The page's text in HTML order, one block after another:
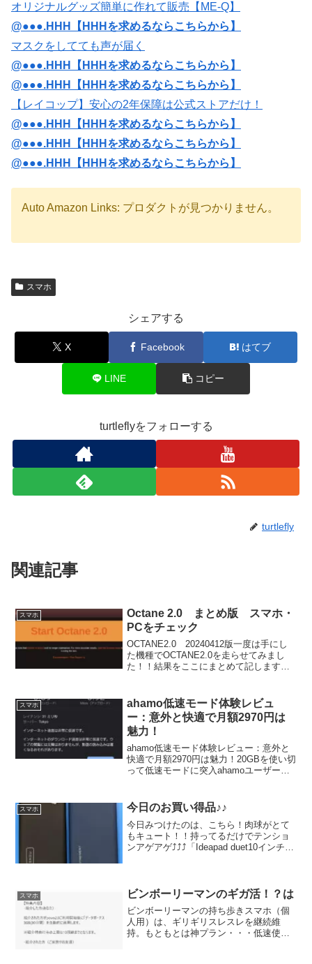
オリジナルグッズ簡単に作れて販売【ME-Q】
@●●●.HHH【HHHを求めるならこちらから】
マスクをしてても声が届く
@●●●.HHH【HHHを求めるならこちらから】
@●●●.HHH【HHHを求めるならこちらから】
【レイコップ】安心の2年保障は公式ストアだけ！
@●●●.HHH【HHHを求めるならこちらから】
@●●●.HHH【HHHを求めるならこちらから】
@●●●.HHH【HHHを求めるならこちらから】
Auto Amazon Links: プロダクトが見つかりません。
スマホ
シェアする
X Facebook はてブ
LINE コピー
turtleflyをフォローする
turtlefly
関連記事
スマホ
Octane 2.0 まとめ版 スマホ・
PCをチェック
OCTANE2.0 20240412版一度は手にし
た機種でOCTANE2.0を走らせてみまし
た！！結果をここにまとめて記します。
ませ。ぜひとも登録ください。誰かの機
種選...
スマホ
ahamo低速モード体験レビュ
ー：意外と快適で月額2970円は
魅力！
ahamo低速モード体験レビュー：意外と
快適で月額2970円は魅力！20GBを使い切
って低速モードに突入ahamoユーザーの
です。正直、低速モードになるとネット
が使い...
スマホ 今日のお買い得品♪♪
今日みつけたのは、こちら！肉球がとて
もキュート！！持ってるだけでテンショ
ンアゲアゲ⤴⤴⤴「Ideapad duet10インチ」
グ...
スマホ ビンボーリーマンのギガ活！？は
ビンボーリーマンの持ち歩きスマホ（個
人用）は、ギリギリスレスレを継続維
持。もともとは神プラン・・・低速使い